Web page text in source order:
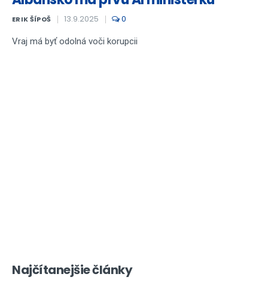
ERIK ŠÍPOŠ 13.9.2025 0
Vraj má byť odolná voči korupcii
Najčítanejšie články